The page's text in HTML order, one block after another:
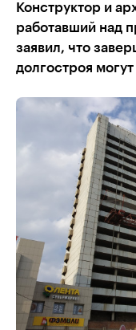
Конструктор и
работавший над
заявил, что
долгостроя